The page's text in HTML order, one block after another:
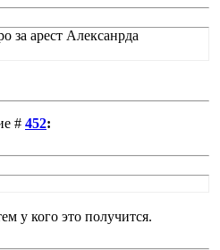
за арест Алексанрда
# 452:
у кого это получится.